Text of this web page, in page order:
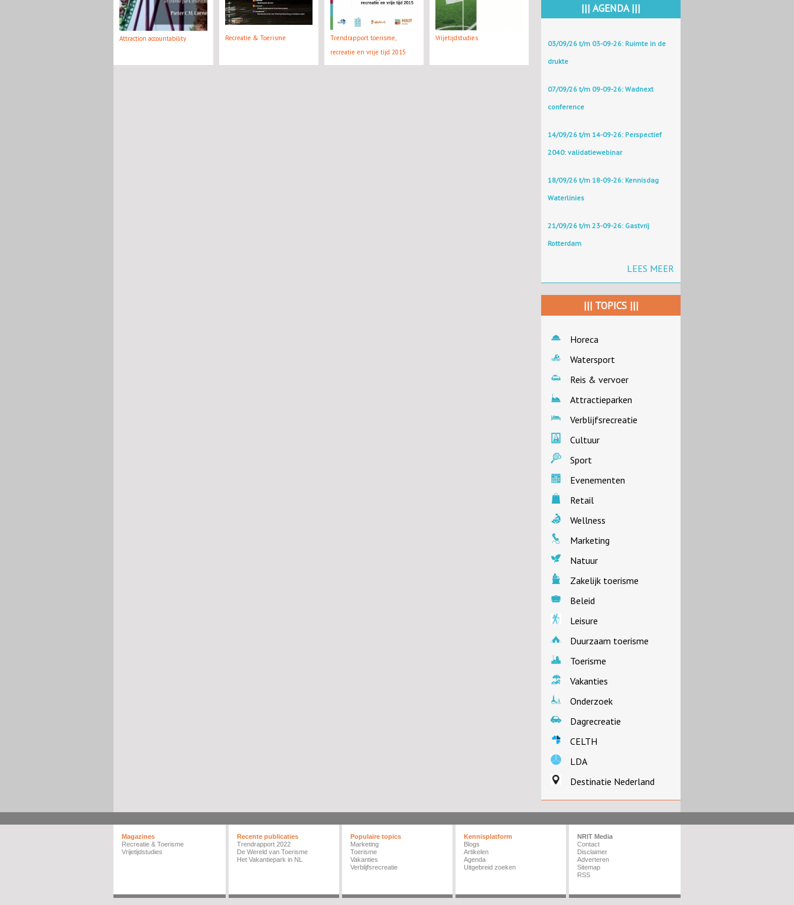
Attraction accountability Recreatie & Toerisme
Trendrapport toerisme,
recreatie en vrije tijd 2015
Vrijetijdstudies
||| AGENDA |||
03/09/26 t/m 03-09-26: Ruimte in de
drukte
07/09/26 t/m 09-09-26: Wadnext
conference
14/09/26 t/m 14-09-26: Perspectief
2040: validatiewebinar
18/09/26 t/m 18-09-26: Kennisdag
Waterlinies
21/09/26 t/m 23-09-26: Gastvrij
Rotterdam
LEES MEER
||| TOPICS |||
Horeca
Watersport
Reis & vervoer
Attractieparken
Verblijfsrecreatie
Cultuur
Sport
Evenementen
Retail
Wellness
Marketing
Natuur
Zakelijk toerisme
Beleid
Leisure
Duurzaam toerisme
Toerisme
Vakanties
Onderzoek
Dagrecreatie
CELTH
LDA
Destinatie Nederland
Magazines
Recreatie & Toerisme
Vrijetijdstudies
Recente publicaties
Trendrapport 2022
De Wereld van Toerisme
Het Vakantiepark in NL
Populaire topics
Marketing
Toerisme
Vakanties
Verblijfsrecreatie
Kennisplatform
Blogs
Artikelen
Agenda
Uitgebreid zoeken
NRIT Media
Contact
Disclaimer
Adverteren
Sitemap
RSS